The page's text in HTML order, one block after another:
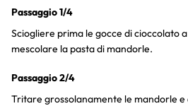
Passaggio 1/4
Sciogliere prima le gocce di cioccolato
mescolare la pasta di mandorle.
Passaggio 2/4
Tritare grossolanamente le mandorle